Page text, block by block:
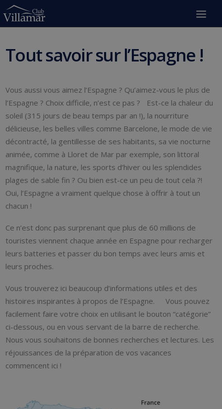
Tout savoir sur l’Espagne !
Vous aussi vous aimez l’Espagne ? Qu’aimez-vous le plus de
l’Espagne ? Choix difficile, n’est ce pas ? Est-ce la chaleur du
soleil (315 jours de beau temps par an !), la nourriture
délicieuse, les belles villes comme Barcelone, le mode de vie
décontracté, la gentillesse de ses habitants, sa vie nocturne
animée, comme à Lloret de Mar par exemple, son littoral
magnifique, la nature, les sports d’hiver ou les splendides
plages de sable fin ? Ou bien est-ce un peu de tout cela ?!
Oui, l’Espagne a vraiment quelque chose à offrir à tout un
chacun !
Ce n’est donc pas surprenant que plus de 60 millions de
touristes viennent chaque année en Espagne pour recharger
leurs batteries et passer du bon temps avec leurs amis et
leurs proches.
Vous trouverez ici beaucoup d’informations utiles et des
histoires inspirantes à propos de l’Espagne. Vous pouvez
facilement faire votre choix en utilisant le bouton “catégorie”
ci-dessous, ou en vous servant de la barre de recherche.
Nous vous souhaitons de bonnes recherches et lectures. Les
réjouissances de la préparation de vos vacances
commencent ici !